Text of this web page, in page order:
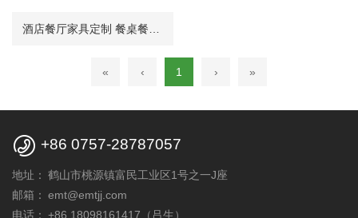
« ‹ 1 › »
 +86 0757-28787057
地址： 鹤山市桃源镇富民工业区1号之一J座
邮箱： emt@emtjj.com
电话： +86 18098161417（吕生）